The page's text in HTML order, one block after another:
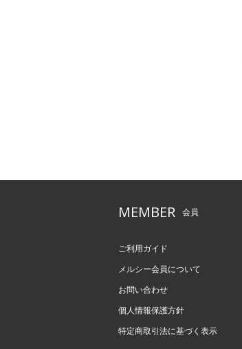
MEMBER 会員
ご利用ガイド
メルシー会員について
お問い合わせ
個人情報保護方針
特定商取引法に基づく表示